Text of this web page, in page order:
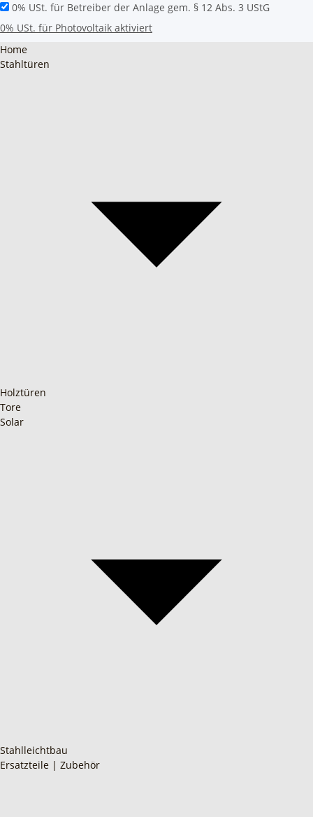
0% USt. für Betreiber der Anlage gem. § 12 Abs. 3 UStG
0% USt. für Photovoltaik aktiviert
Home
Stahltüren
Holztüren
Tore
Solar
Stahlleichtbau
Ersatzteile | Zubehör